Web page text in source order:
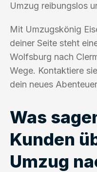
Umzug reibungslos
Mit Umzugskönig
deiner Seite steht
Wolfsburg nach
Wege. Kontaktiere
dein neues
Was
Kunden
Umzug